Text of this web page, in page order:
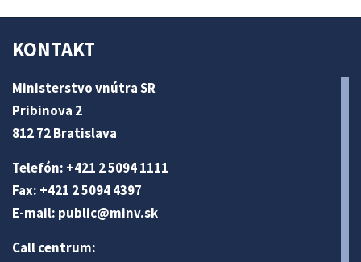
KONTAKT
Ministerstvo vnútra SR
Pribinova 2
812 72 Bratislava
Telefón: +421 2 5094 1111
Fax: +421 2 5094 4397
E-mail: public@minv.sk
Call centrum: